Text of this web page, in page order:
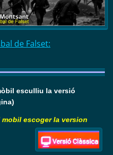
de Falset:
esculliu la versió
escoger la version